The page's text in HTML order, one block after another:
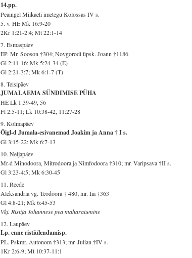
14.pp.
Peaingel Miikaeli imetegu Kolossas IV s.
5. v. HE Mk 16:9-20
2Kr 1:21-2:4; Mt 22:1-14
7. Esmaspäev
EP. Mr. Sooson †304; Novgorodi üpsk. Joann †1186
Gl 2:11-16; Mk 5:24-34 (E)
Gl 2:21-3:7; Mk 6:1-7 (T)
8. Teisipäev
JUMALAEMA SÜNDIMISE PÜHA
HE Lk 1:39-49, 56
Fl 2:5-11; Lk 10:38-42, 11:27-28
9. Kolmapäev
Õigl-d Jumala-esivanemad Joakim ja Anna † I s.
Gl 3:15-22; Mk 6:7-13
10. Neljapäev
Mr-d Minodoora, Mitrodoora ja Nimfodoora †310; mr. Varipsava †II s.
Gl 3:23-4:5; Mk 6:30-45
11. Reede
Aleksandria vg. Teodoora † 480; mr. Iia †363
Gl 4:8-21; Mk 6:45-53
Vkj. Ristija Johannese pea maharaiumine
12. Laupäev
Lp. enne ristiülendamisp.
PL. Pskmr. Autonom †313; mr. Julian †IV s.
1Kr 2:6-9; Mt 10:37-11:1